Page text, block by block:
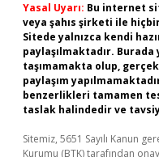
Yasal Uyarı: Bu internet
veya şahıs şirketi ile
Sitede yalnızca kendi
paylaşılmaktadır.
taşımamakta olup,
paylaşım
benzerlikleri tamamen
taslak halindedir ve
Sitemiz, 5651 Sayılı Kanun
Kurumu (BTK) tarafından